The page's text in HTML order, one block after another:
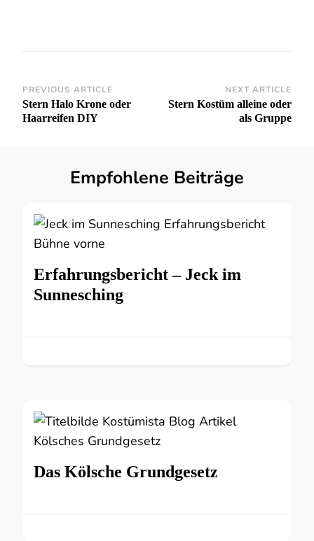
Post
Navigation
PREVIOUS ARTICLE
Stern Halo Krone oder
Haarreifen DIY
NEXT ARTICLE
Stern Kostüm alleine oder
als Gruppe
Empfohlene Beiträge
Erfahrungsbericht – Jeck im
Sunnesching
Das Kölsche Grundgesetz